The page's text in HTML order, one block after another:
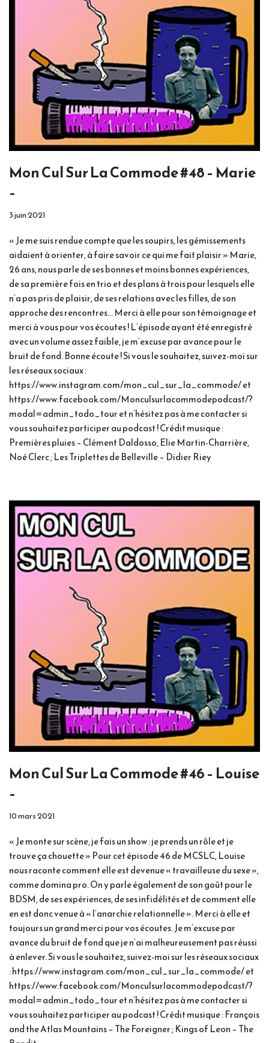
Mon Cul Sur La Commode #48 – Marie
–
3 juin 2021
« Je me suis rendue compte que les soupirs, les gémissements
aidaient à orienter, à faire savoir ce qui me fait plaisir » Marie,
26 ans, nous parle de ses bonnes et moins bonnes expériences,
de sa première fois en trio et des plans à trois pour lesquels elle
n’a pas pris de plaisir, de ses relations avec les filles, de son
approche des rencontres… Merci à elle pour son témoignage et
merci à vous pour vos écoutes ! L’épisode ayant été enregistré
avec un volume assez faible, je m’excuse par avance pour le
bruit de fond. Bonne écoute ! Si vous le souhaitez, suivez-moi sur
les réseaux sociaux :
https://www.instagram.com/mon_cul_sur_la_commode/ et
https://www.facebook.com/Monculsurlacommodepodcast/?
modal=admin_todo_tour et n’hésitez pas à me contacter si
vous souhaitez participer au podcast ! Crédit musique :
Premières pluies – Clément Daldosso, Elie Martin-Charrière,
Noé Clerc ; Les Triplettes de Belleville – Didier Riey
Mon Cul Sur La Commode #46 – Louise
–
10 mars 2021
« Je monte sur scène, je fais un show : je prends un rôle et je
trouve ça chouette » Pour cet épisode 46 de MCSLC, Louise
nous raconte comment elle est devenue « travailleuse du sexe »,
comme domina pro. On y parle également de son goût pour le
BDSM, de ses expériences, de ses infidélités et de comment elle
en est donc venue à « l’anarchie relationnelle ». Merci à elle et
toujours un grand merci pour vos écoutes. Je m’excuse par
avance du bruit de fond que je n’ai malheureusement pas réussi
à enlever. Si vous le souhaitez, suivez-moi sur les réseaux sociaux
: https://www.instagram.com/mon_cul_sur_la_commode/ et
https://www.facebook.com/Monculsurlacommodepodcast/?
modal=admin_todo_tour et n’hésitez pas à me contacter si
vous souhaitez participer au podcast ! Crédit musique : François
and the Atlas Mountains – The Foreigner ; Kings of Leon – The